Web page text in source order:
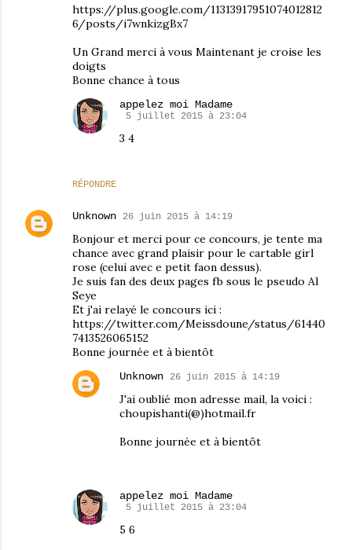
https://plus.google.com/11313917951074012812
6/posts/i7wnkizgBx7
Un Grand merci à vous Maintenant je croise les
doigts
Bonne chance à tous
RÉPONDRE
appelez moi Madame
5 juillet 2015 à 23:04
3 4
Unknown 26 juin 2015 à 14:19
Bonjour et merci pour ce concours, je tente ma
chance avec grand plaisir pour le cartable girl
rose (celui avec e petit faon dessus).
Je suis fan des deux pages fb sous le pseudo Al
Seye
Et j'ai relayé le concours ici :
https://twitter.com/Meissdoune/status/61440
7413526065152
Bonne journée et à bientôt
Unknown 26 juin 2015 à 14:19
J'ai oublié mon adresse mail, la voici :
choupishanti(@)hotmail.fr
Bonne journée et à bientôt
appelez moi Madame
5 juillet 2015 à 23:04
5 6